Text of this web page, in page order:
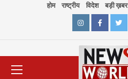
होम राष्ट्रीय विदेश बड़ी ख़बर
Instagram
Menu